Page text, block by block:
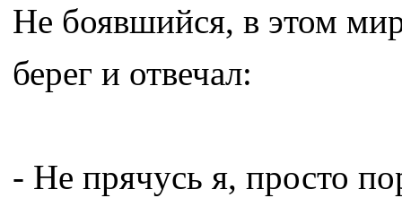
Не боявшийся, в этом
берег и отвечал:
- Не прячусь я, просто